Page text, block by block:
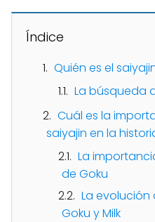
Índice
Quién es el
La búsqueda
Cuál es la
saiyajin en la
La
de Goku
La evolución
Goku y Milk